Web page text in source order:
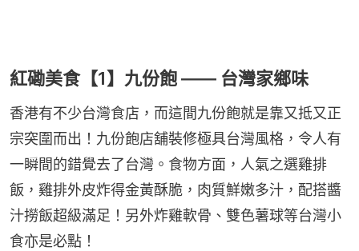
紅磡美食【1】九份飽 —— 台灣家鄉味
香港有不少台灣食店，而這間九份飽就是靠又抵又正
宗突圍而出！九份飽店舖裝修極具台灣風格，令人有
一瞬間的錯覺去了台灣。食物方面，人氣之選雞排
飯，雞排外皮炸得金黃酥脆，肉質鮮嫩多汁，配搭醬
汁撈飯超級滿足！另外炸雞軟骨、雙色薯球等台灣小
食亦是必點！